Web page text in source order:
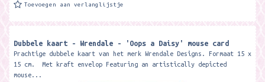
Toevoegen aan verlanglijstje
Dubbele kaart - Wrendale - 'Oops a Daisy' mouse card
Prachtige dubbele kaart van het merk Wrendale Designs. Formaat 15 x
15 cm. Met kraft envelop Featuring an artistically depicted
mouse...